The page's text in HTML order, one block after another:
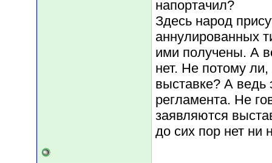
напортачил?
Здесь народ
аннулированных
ими получены. А
нет. Не потому
выставке? А
регламента. Не
заявляются
до сих пор нет ни